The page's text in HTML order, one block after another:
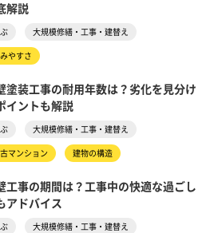
解説
大規模修繕・工事・建替え
やすさ
塗装工事の耐用年数は？劣化を見分け
イントも解説
大規模修繕・工事・建替え
マンション 建物の構造
工事の期間は？工事中の快適な過ごし
アドバイス
大規模修繕・工事・建替え